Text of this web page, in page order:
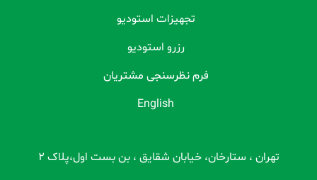
تجهیزات استودیو
رزرو استودیو
فرم نظرسنجی مشتریان
English
تهران ، ستارخان، خیابان شقایق ، بن بست اول،پلاک 2